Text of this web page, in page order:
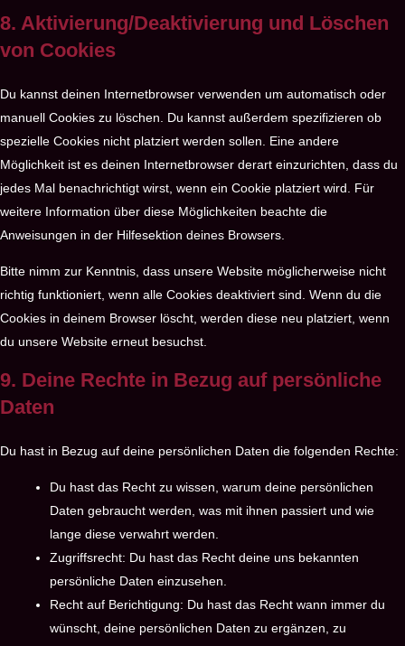
8. Aktivierung/Deaktivierung und Löschen
von Cookies
Du kannst deinen Internetbrowser verwenden um automatisch oder
manuell Cookies zu löschen. Du kannst außerdem spezifizieren ob
spezielle Cookies nicht platziert werden sollen. Eine andere
Möglichkeit ist es deinen Internetbrowser derart einzurichten, dass du
jedes Mal benachrichtigt wirst, wenn ein Cookie platziert wird. Für
weitere Information über diese Möglichkeiten beachte die
Anweisungen in der Hilfesektion deines Browsers.
Bitte nimm zur Kenntnis, dass unsere Website möglicherweise nicht
richtig funktioniert, wenn alle Cookies deaktiviert sind. Wenn du die
Cookies in deinem Browser löscht, werden diese neu platziert, wenn
du unsere Website erneut besuchst.
9. Deine Rechte in Bezug auf persönliche
Daten
Du hast in Bezug auf deine persönlichen Daten die folgenden Rechte:
Du hast das Recht zu wissen, warum deine persönlichen
Daten gebraucht werden, was mit ihnen passiert und wie
lange diese verwahrt werden.
Zugriffsrecht: Du hast das Recht deine uns bekannten
persönliche Daten einzusehen.
Recht auf Berichtigung: Du hast das Recht wann immer du
wünscht, deine persönlichen Daten zu ergänzen, zu